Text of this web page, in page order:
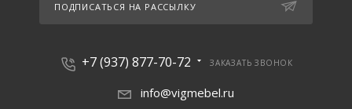
ПОДПИСАТЬСЯ НА РАССЫЛКУ
+7 (937) 877-70-72 ЗАКАЗАТЬ ЗВОНОК
info@vigmebel.ru